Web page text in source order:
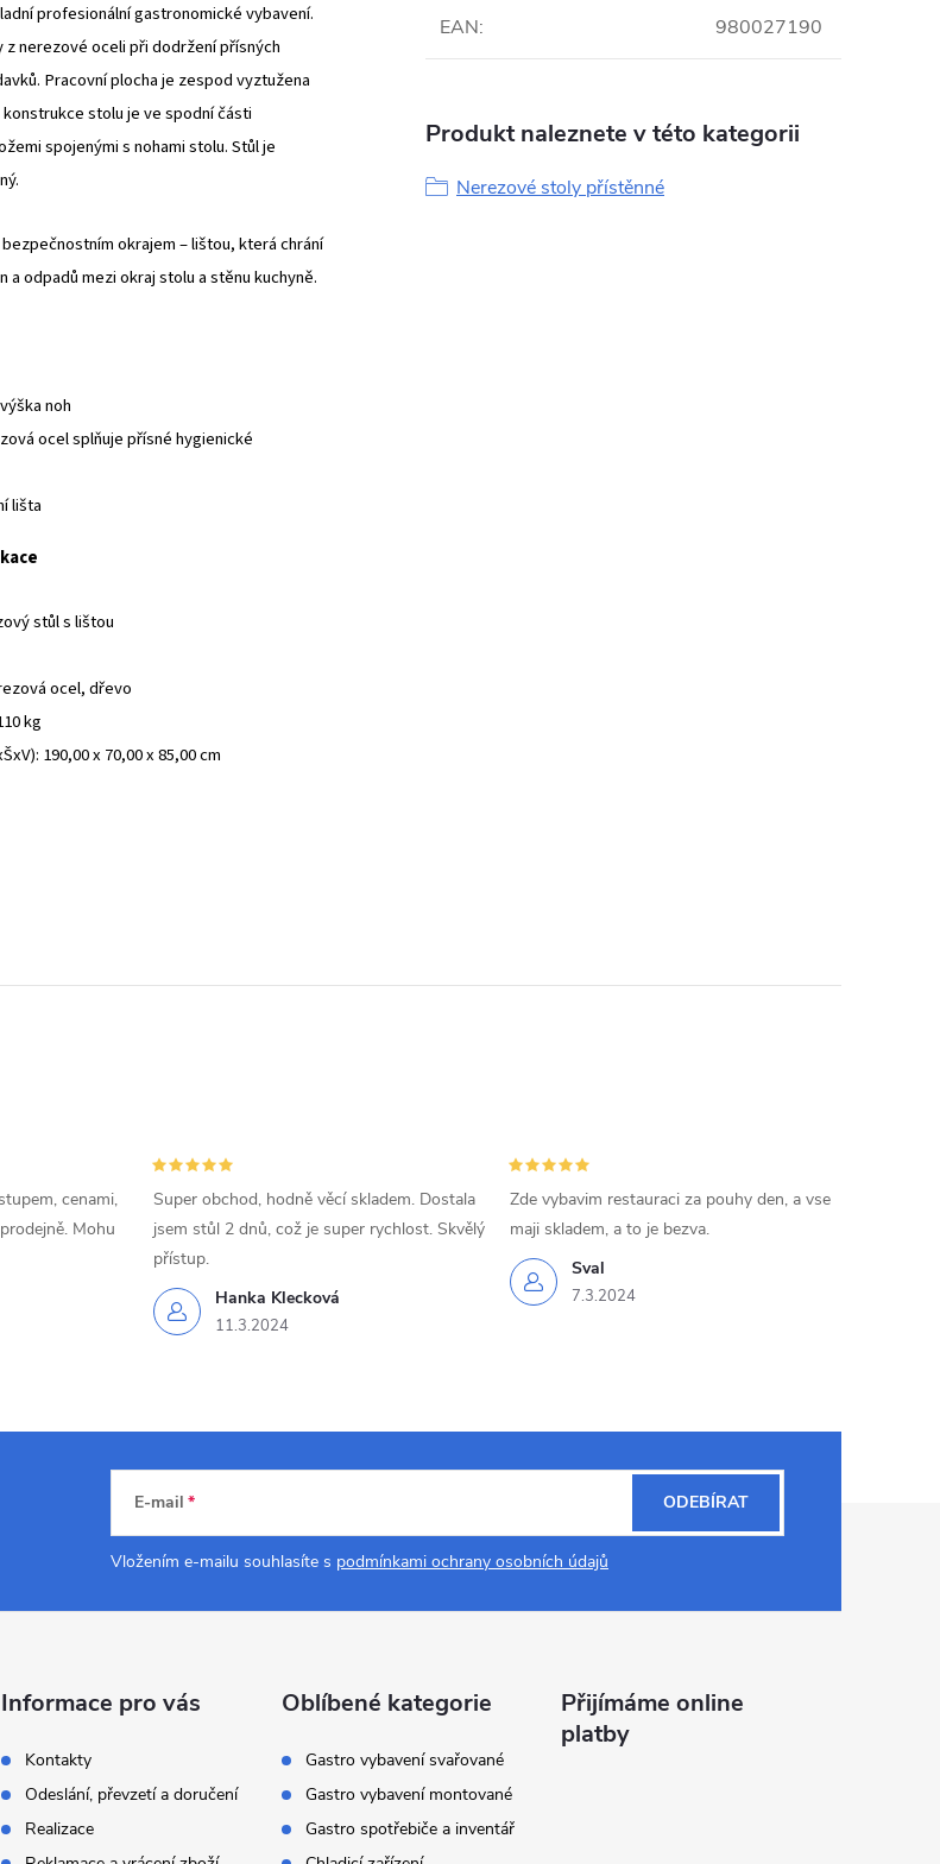
profesionální gastronomické vybavení.
z nerezové oceli při dodržení přísných
Pracovní plocha je zespod vyztužena
stolu je ve spodní části
spojenými s nohami stolu. Stůl je
okrajem – lištou, která chrání
a odpadů mezi okraj stolu a stěnu kuchyně.
noh
ocel splňuje přísné hygienické
lišta
stůl s lištou
ocel, dřevo
kg
190,00 x 70,00 x 85,00 cm
EAN: 980027190
Produkt naleznete v této kategorii
Nerezové stoly přístěnné
cenami,
Mohu
Hanka Klecková
11.3.2024
Super obchod, hodně věcí skladem. Dostala
jsem stůl 2 dnů, což je super rychlost. Skvělý
přístup.
Sval
7.3.2024
Zde vybavim restauraci za pouhy den, a vse
maji skladem, a to je bezva.
E-mail
Vložením e-mailu souhlasíte s podmínkami ochrany osobních údajů
ODEBÍRAT
Informace pro vás
Kontakty
Odeslání, převzetí a doručení
Realizace
Oblíbené kategorie
Gastro vybavení svařované
Gastro vybavení montované
Gastro spotřebiče a inventář
Přijímáme online
platby